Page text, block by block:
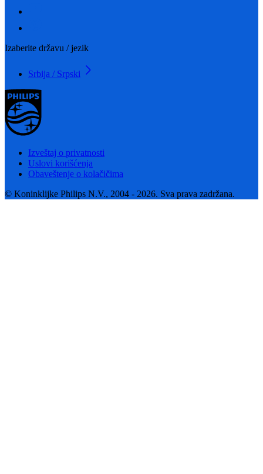
Izaberite državu / jezik
Srbija / Srpski
Izveštaj o privatnosti
Uslovi korišćenja
Obaveštenje o kolačičima
© Koninklijke Philips N.V., 2004 - 2026. Sva prava zadržana.